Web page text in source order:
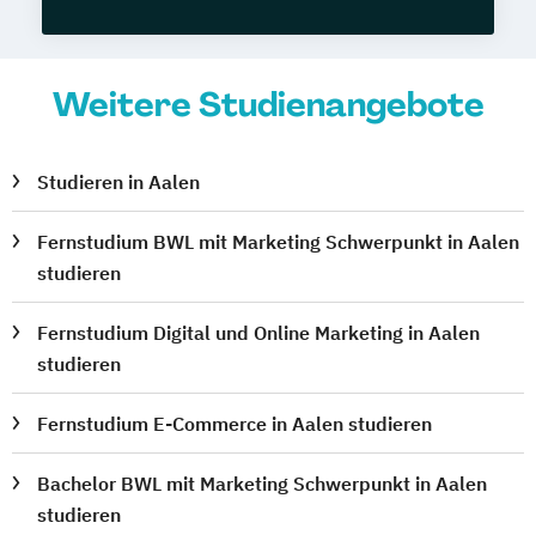
Weitere Studienangebote
Studieren in Aalen
Fernstudium BWL mit Marketing Schwerpunkt in Aalen
studieren
Fernstudium Digital und Online Marketing in Aalen
studieren
Fernstudium E-Commerce in Aalen studieren
Bachelor BWL mit Marketing Schwerpunkt in Aalen
studieren